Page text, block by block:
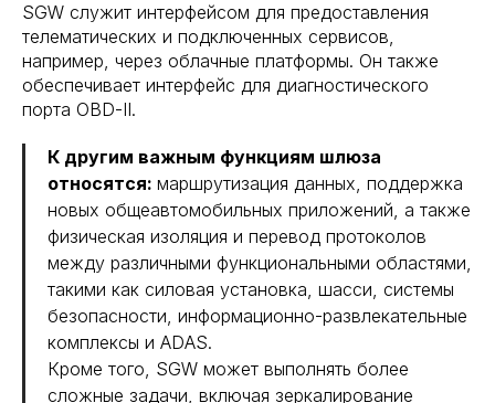
SGW служит интерфейсом для предоставления
телематических и подключенных сервисов,
например, через облачные платформы. Он также
обеспечивает интерфейс для диагностического
порта OBD-II.
К другим важным функциям шлюза
относятся: маршрутизация данных, поддержка
новых общеавтомобильных приложений, а также
физическая изоляция и перевод протоколов
между различными функциональными областями,
такими как силовая установка, шасси, системы
безопасности, информационно-развлекательные
комплексы и ADAS.
Кроме того, SGW может выполнять более
сложные задачи, включая зеркалирование